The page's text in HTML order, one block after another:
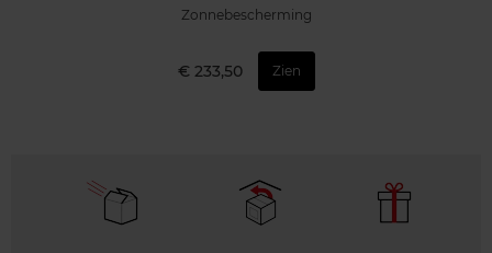
Zonnebescherming
€ 233,50 Zien